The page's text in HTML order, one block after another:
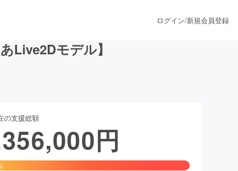
ファッション
ログイン/新規会員登録
Live2Dモデル】
の支援総額
円